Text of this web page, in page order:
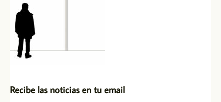
Recibe las noticias en tu email